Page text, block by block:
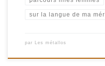
sur la langue de ma
par Les métallos